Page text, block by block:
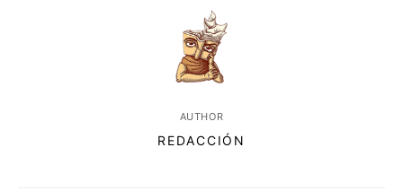
AUTHOR
REDACCIÓN